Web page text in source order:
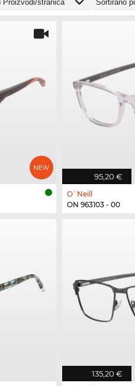
95,20 €
O`Neill
ON 963103 - 00
135,20 €